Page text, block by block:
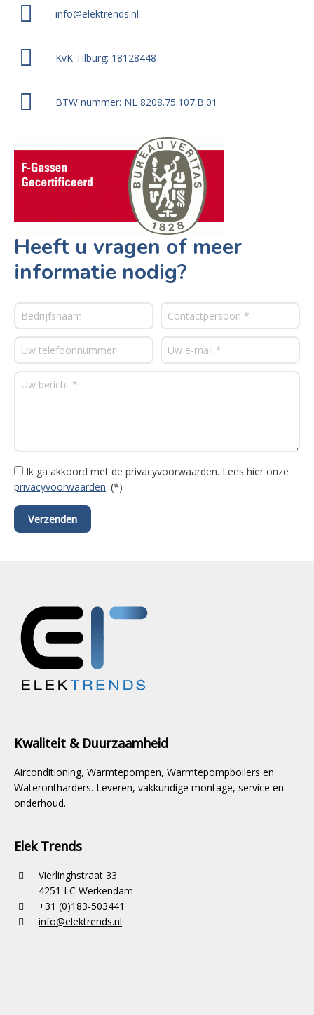
info@elektrends.nl
KvK Tilburg: 18128448
BTW nummer: NL 8208.75.107.B.01
Heeft u vragen of meer
informatie nodig?
Ik ga akkoord met de privacyvoorwaarden. Lees hier onze
privacyvoorwaarden. (*)
Kwaliteit & Duurzaamheid
Airconditioning, Warmtepompen, Warmtepompboilers en
Waterontharders. Leveren, vakkundige montage, service en
onderhoud.
Elek Trends
Vierlinghstraat 33
4251 LC Werkendam
+31 (0)183-503441
info@elektrends.nl